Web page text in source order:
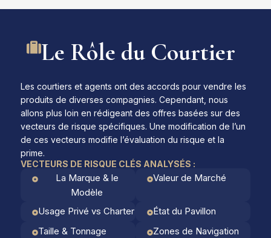
Le Rôle du Courtier
Les courtiers et agents ont des accords pour vendre les
produits de diverses compagnies. Cependant, nous
allons plus loin en rédigeant des offres basées sur des
vecteurs de risque spécifiques. Une modification de l’un
de ces vecteurs modifie l’évaluation du risque et la
prime.
VECTEURS DE RISQUE CLÉS ANALYSÉS :
La Marque & le
Modèle
Valeur de Marché
Usage Privé vs Charter
État du Pavillon
Taille & Tonnage
Zones de Navigation